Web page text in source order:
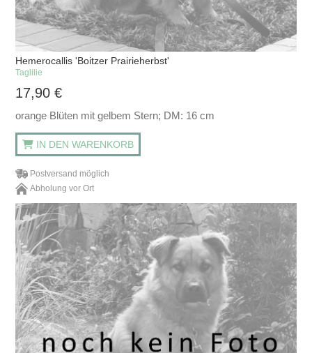
Hemerocallis 'Boitzer Prairieherbst'
Taglilie
17,90€
orange Blüten mit gelbem Stern; DM: 16 cm
IN DEN WARENKORB
Postversand möglich
Abholung vor Ort